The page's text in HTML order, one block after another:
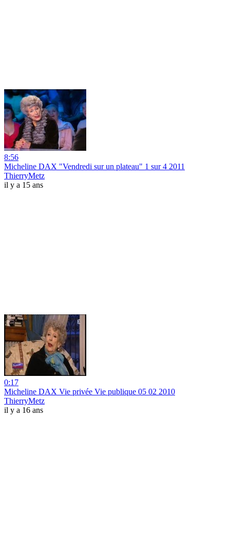
8:56
Micheline DAX "Vendredi sur un plateau" 1 sur 4 2011
ThierryMetz
il y a 15 ans
0:17
Micheline DAX Vie privée Vie publique 05 02 2010
ThierryMetz
il y a 16 ans